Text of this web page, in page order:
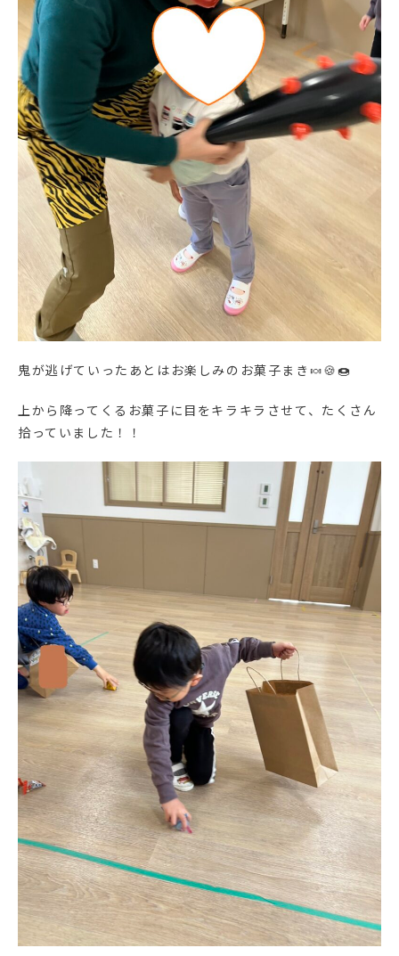
鬼が逃げていったあとはお楽しみのお菓子まき🍬🍪🍩
上から降ってくるお菓子に目をキラキラさせて、たくさん
拾っていました！！